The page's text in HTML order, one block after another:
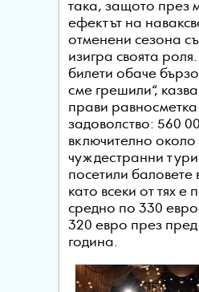
така, защото през
ефектът на
отменени сезона
изигра своята
билети обаче
сме грешили“,
прави равносметка
задоволство: 560
включително около
чуждестранни
посетили баловете
като всеки от тях е
средно по 330 евро
320 евро през
година.